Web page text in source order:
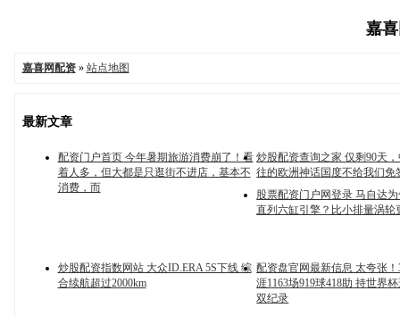
嘉
嘉喜网配资» 站点地图
最新文章
配资门户首页 今年暑期旅游消费崩了！看
着人多，但大都是只逛街不进店，基本不
消费，而
炒股配资查询之家 仅剩90天
往的欧洲神话国度不给我们免
股票配资门户网登录 马自达
直列六缸引擎？比小排量涡轮
炒股配资指数网站 大众ID.ERA 5S下线 综
合续航超过2000km
配资盘官网最新信息 太夸张
涯1163场919球418助 持世界
双纪录